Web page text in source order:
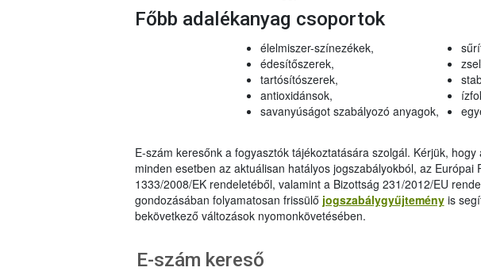
Főbb adalékanyag csoportok
élelmiszer-színezékek,
édesítőszerek,
tartósítószerek,
antioxidánsok,
savanyúságot szabályozó anyagok,
E-szám keresőnk a fogyasztók tájékoztatására szolgál. Kérjük,
minden esetben az aktuálisan hatályos jogszabályokból, az Európai
1333/2008/EK rendeletéből, valamint a Bizottság 231/2012/EU
gondozásában folyamatosan frissülő jogszabálygyűjteményis
bekövetkező változások nyomonkövetésében.
E-szám kereső